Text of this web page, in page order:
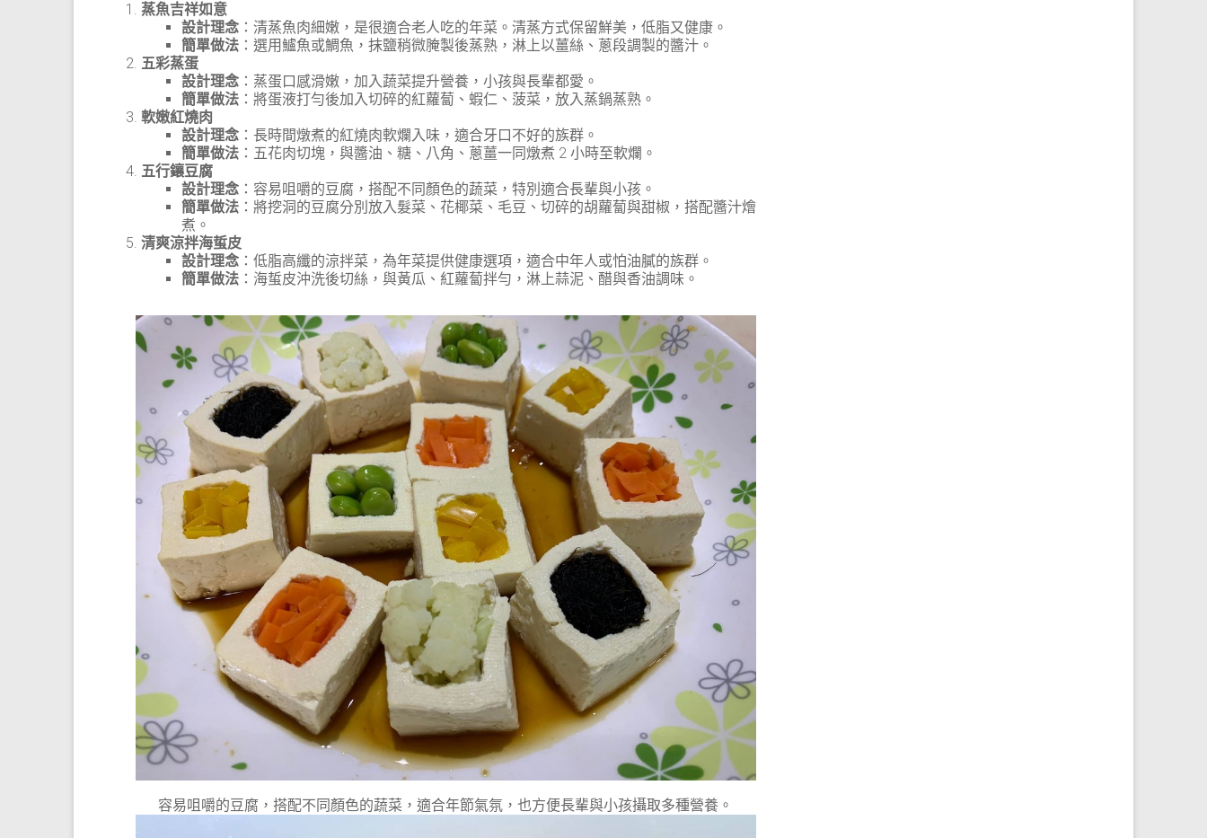
蒸魚吉祥如意
設計理念 ：清蒸魚肉細嫩，是很適合老人吃的年菜。清蒸方式保留鮮美，低脂又健康。
簡單做法 ：選用鱸魚或鯛魚，抹鹽稍微腌製後蒸熟，淋上以薑絲、蔥段調製的醬汁。
五彩蒸蛋
設計理念 ：蒸蛋口感滑嫩，加入蔬菜提升營養，小孩與長輩都愛。
簡單做法 ：將蛋液打勻後加入切碎的紅蘿蔔、蝦仁、菠菜，放入蒸鍋蒸熟。
軟嫩紅燒肉
設計理念 ：長時間燉煮的紅燒肉軟爛入味，適合牙口不好的族群。
簡單做法 ：五花肉切塊，與醬油、糖、八角、蔥薑一同燉煮 2 小時至軟爛。
五行鑲豆腐
設計理念 ：容易咀嚼的豆腐，搭配不同顏色的蔬菜，特別適合長輩與小孩。
簡單做法 ：將挖洞的豆腐分別放入髮菜、花椰菜、毛豆、切碎的胡蘿蔔與甜椒，搭配醬汁燴
煮。
清爽涼拌海蜇皮
設計理念 ：低脂高纖的涼拌菜，為年菜提供健康選項，適合中年人或怕油膩的族群。
簡單做法 ：海蜇皮沖洗後切絲，與黃瓜、紅蘿蔔拌勻，淋上蒜泥、醋與香油調味。
容易咀嚼的豆腐，搭配不同顏色的蔬菜，適合年節氣氛，也方便長輩與小孩攝取多種營養。